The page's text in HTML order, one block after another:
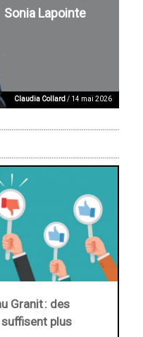
Sonia Lapointe
Claudia Collard/ 14 mai 2026
­Granit : des
plus